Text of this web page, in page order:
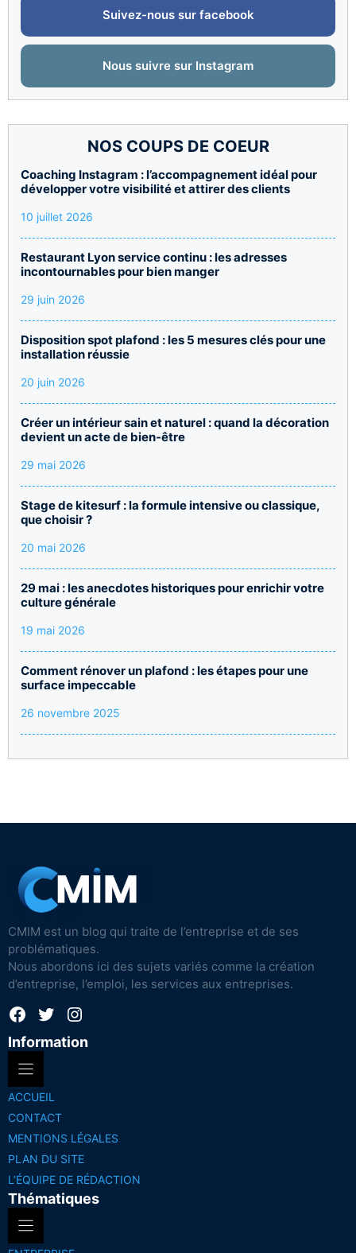
Suivez-nous sur facebook
Nous suivre sur Instagram
NOS COUPS DE COEUR
Coaching Instagram : l’accompagnement idéal pour
développer votre visibilité et attirer des clients
10 juillet 2026
Restaurant Lyon service continu : les adresses
incontournables pour bien manger
29 juin 2026
Disposition spot plafond : les 5 mesures clés pour une
installation réussie
20 juin 2026
Créer un intérieur sain et naturel : quand la décoration
devient un acte de bien-être
29 mai 2026
Stage de kitesurf : la formule intensive ou classique,
que choisir ?
20 mai 2026
29 mai : les anecdotes historiques pour enrichir votre
culture générale
19 mai 2026
Comment rénover un plafond : les étapes pour une
surface impeccable
26 novembre 2025
CMIM est un blog qui traite de l’entreprise et de ses
problématiques.
Nous abordons ici des sujets variés comme la création
d’entreprise, l’emploi, les services aux entreprises.
Facebook
TwitterInstagram
Information
ACCUEIL
CONTACT
MENTIONS LÉGALES
PLAN DU SITE
L’ÉQUIPE DE RÉDACTION
Thématiques